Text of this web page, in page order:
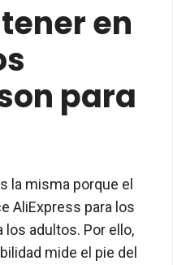
en
para
la misma porque el
AliExpress para los
adultos. Por ello,
mide el pie del